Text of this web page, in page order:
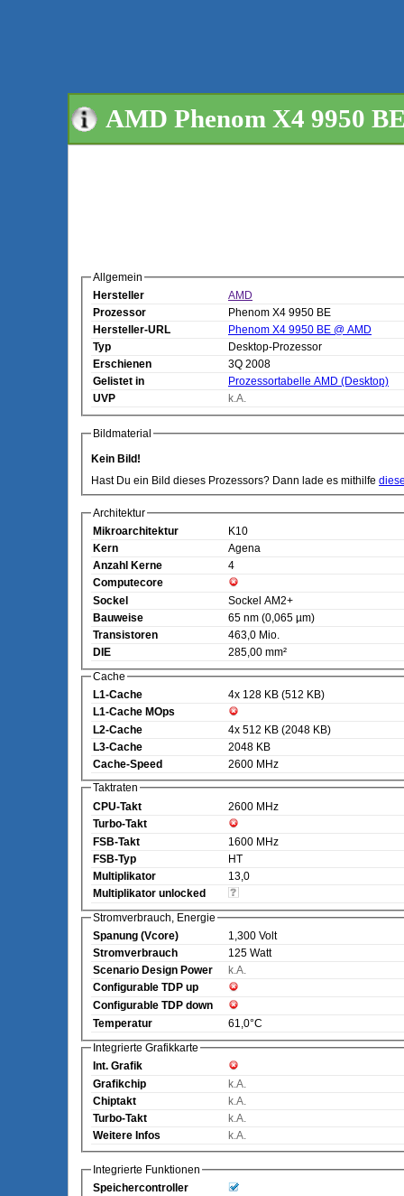
AMD Phenom X4 9950
Allgemein
Hersteller
AMD
Prozessor
Phenom X4 9950 BE
Hersteller-URL
Phenom X4 9950 BE @ AMD
Typ
Desktop-Prozessor
Erschienen
3Q 2008
Gelistet in
Prozessortabelle AMD (Desktop)
UVP
k.A.
Bildmaterial
Kein Bild!
Hast Du ein Bild dieses Prozessors? Dann lade es mithilfe
Architektur
Mikroarchitektur
K10
Kern
Agena
Anzahl Kerne
4
Computecore
Sockel
Sockel AM2+
Bauweise
65 nm (0,065 µm)
Transistoren
463,0 Mio.
DIE
285,00 mm²
Cache
L1-Cache
4x 128 KB (512 KB)
L1-Cache MOps
L2-Cache
4x 512 KB (2048 KB)
L3-Cache
2048 KB
Cache-Speed
2600 MHz
Taktraten
CPU-Takt
2600 MHz
Turbo-Takt
FSB-Takt
1600 MHz
FSB-Typ
HT
Multiplikator
13,0
Multiplikator unlocked
Stromverbrauch, Energie
Spanung (Vcore)
1,300 Volt
Stromverbrauch
125 Watt
Scenario Design Power
k.A.
Configurable TDP up
Configurable TDP down
Temperatur
61,0°C
Integrierte Grafikkarte
Int. Grafik
Grafikchip
k.A.
Chiptakt
k.A.
Turbo-Takt
k.A.
Weitere Infos
k.A.
Integrierte Funktionen
Speichercontroller